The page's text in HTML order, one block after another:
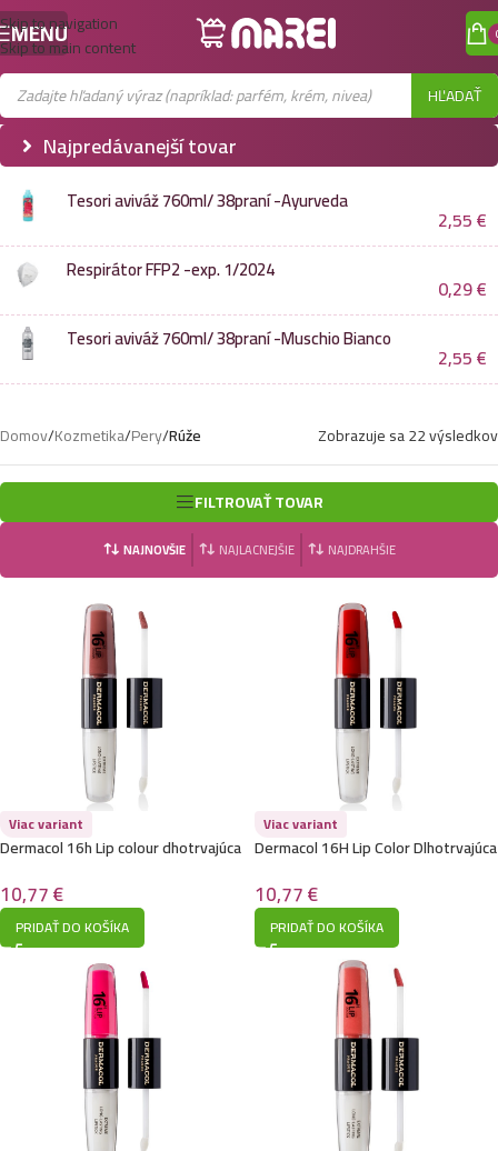
Skip to navigation
Skip to main content
MENU
HĽADAŤ
Najpredávanejší tovar
Tesori aviváž 760ml/ 38praní -Ayurveda
2,55€
Respirátor FFP2 -exp. 1/2024
0,29€
Tesori aviváž 760ml/ 38praní -Muschio Bianco
2,55€
Domov/Kozmetika/Pery/Rúže Zobrazuje sa 22 výsledkov
FILTROVAŤ TOVAR
NAJNOVŠIE NAJLACNEJŠIE NAJDRAHŠIE
Viac variant
Dermacol 16h Lip colour dhotrvajúca
10,77€
PRIDAŤ DO KOŠÍKA
Viac variant
Dermacol 16H Lip Color Dlhotrvajúca
10,77€
PRIDAŤ DO KOŠÍKA